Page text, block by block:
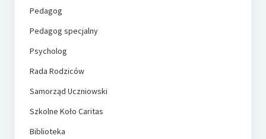
Pedagog
Pedagog specjalny
Psycholog
Rada Rodziców
Samorząd Uczniowski
Szkolne Koło Caritas
Biblioteka